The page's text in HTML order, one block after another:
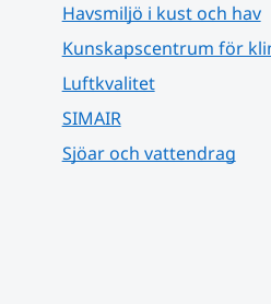
Havsmiljö i kust och hav
Kunskapscentrum för
Luftkvalitet
SIMAIR
Sjöar och vattendrag